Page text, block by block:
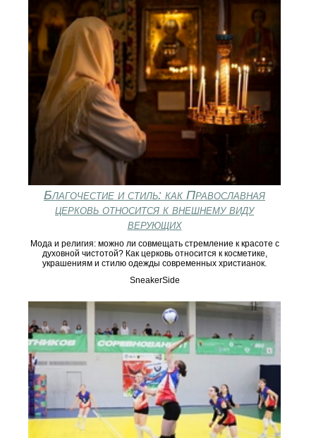
Благочестие и стиль: как Православная
церковь относится к внешнему виду
верующих
Мода и религия: можно ли совмещать стремление к красоте с
духовной чистотой? Как церковь относится к косметике,
украшениям и стилю одежды современных христианок.
SneakerSide